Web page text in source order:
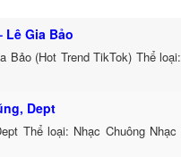
Lê Gia Bảo
(Hot Trend TikTok) Thể
Dept
Thể loại: Nhạc Chuông